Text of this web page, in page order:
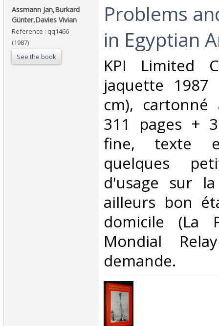
‎Assmann Jan,Burkard
Günter,Davies Vivian‎
Reference : qq1466
(1987)
See the book
‎Problems
in Egyptian
‎KPI Limited
jaquette
cm), cartonné
311 pages +
fine, texte
quelques
d'usage sur
ailleurs bon
domicile (La
Mondial
demande.‎